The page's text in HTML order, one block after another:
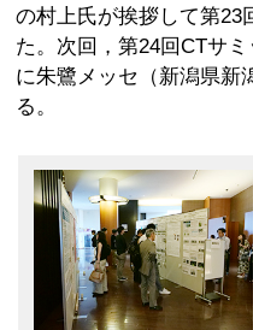
の村上氏が挨拶して第23
た。次回，第24回CTサミ
に朱鷺メッセ（新潟県新
る。